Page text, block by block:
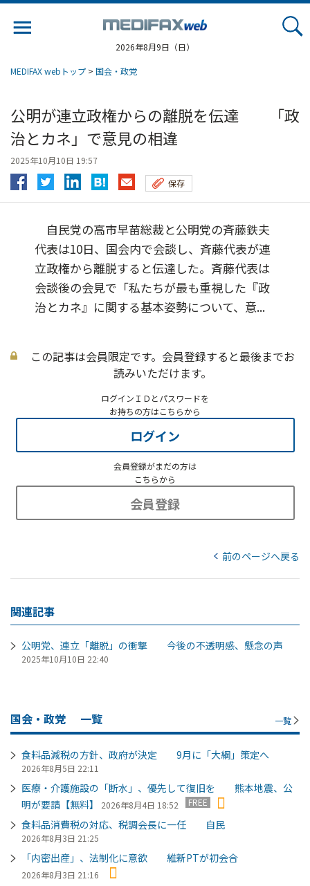
2026年8月9日（日）
MEDIFAX webトップ > 国会・政党
公明が連立政権からの離脱を伝達 「政
治とカネ」で意見の相違
2025年10月10日 19:57
保存
自民党の高市早苗総裁と公明党の斉藤鉄夫
代表は10日、国会内で会談し、斉藤代表が連
立政権から離脱すると伝達した。斉藤代表は
会談後の会見で「私たちが最も重視した『政
治とカネ』に関する基本姿勢について、意...
この記事は会員限定です。会員登録すると最後までお
読みいただけます。
ログインＩＤとパスワードを
お持ちの方はこちらから
ログイン
会員登録がまだの方は
こちらから
会員登録
前のページへ戻る
関連記事
公明党、連立「離脱」の衝撃 今後の不透明感、懸念の声
2025年10月10日 22:40
国会・政党 一覧 一覧
食料品減税の方針、政府が決定 9月に「大綱」策定へ
2026年8月5日 22:11
医療・介護施設の「断水」、優先して復旧を 熊本地震、公
明が要請【無料】
2026年8月4日 18:52 FREE
食料品消費税の対応、税調会長に一任 自民
2026年8月3日 21:25
「内密出産」、法制化に意欲 維新PTが初会合
2026年8月3日 21:16